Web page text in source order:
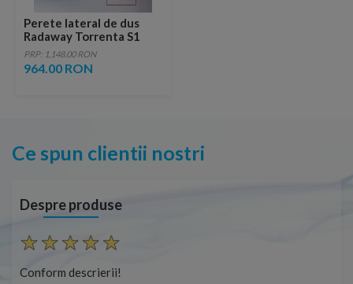
Perete lateral de dus
Radaway Torrenta S1
crom lucios 80 cm
PRP: 1,148.00 RON
964.00 RON
Ce spun clientii nostri
Despre produse
Conform descrierii!